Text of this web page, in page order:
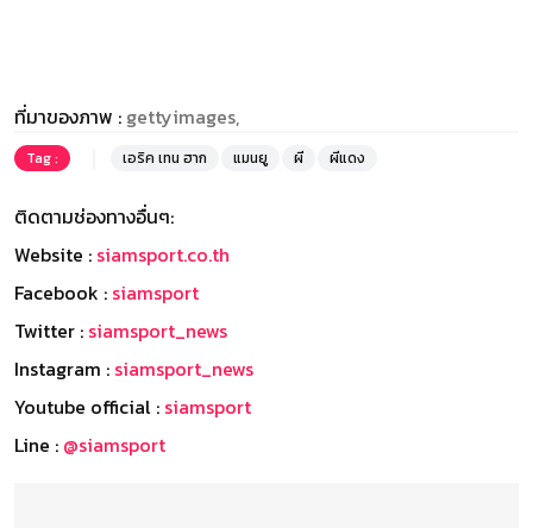
ที่มาของภาพ : gettyimages,
Tag : เอริค เทน ฮาก แมนยู ผี ผีแดง
ติดตามช่องทางอื่นๆ:
Website : siamsport.co.th
Facebook : siamsport
Twitter : siamsport_news
Instagram : siamsport_news
Youtube official : siamsport
Line : @siamsport